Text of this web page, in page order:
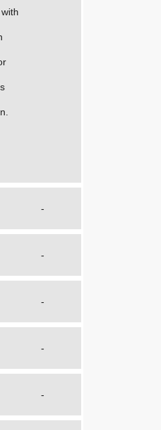
-
-
-
-
-